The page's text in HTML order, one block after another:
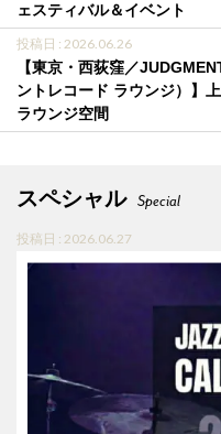
ェスティバル＆イベント
投稿日 : 2026.06.26
【東京・西荻窪／
ントレコード ラウンジ）】
ラウンジ空間
スペシャル Special
投稿日 : 2026.06.27